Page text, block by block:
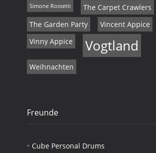
Simone Rossetti
The Carpet Crawlers
The Garden Party
Vincent Appice
Vinny Appice
Vogtland
Weihnachten
Freunde
Cube Personal Drums